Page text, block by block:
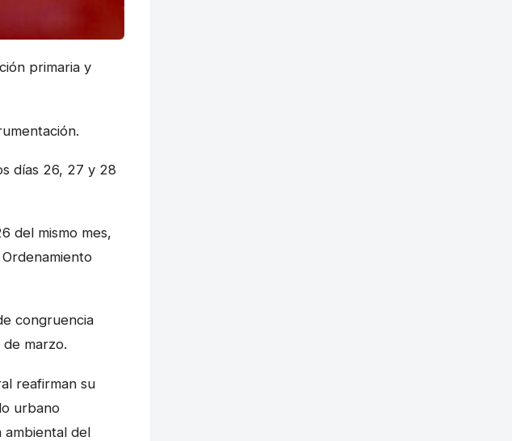
primaria y
días 26, 27 y 28
del mismo mes,
congruencia
marzo.
reafirman su
urbano
ambiental del